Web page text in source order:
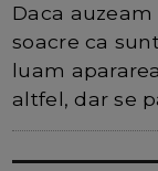
Daca
soacre ca
luam
altfel, dar se